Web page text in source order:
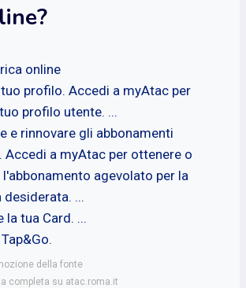
online
profilo. Accedi a myAtac per
profilo utente. ...
e rinnovare gli abbonamenti
Accedi a myAtac per ottenere o
l'abbonamento agevolato per la
...
la tua Card. ...
della fonte
completa su atac.roma.it